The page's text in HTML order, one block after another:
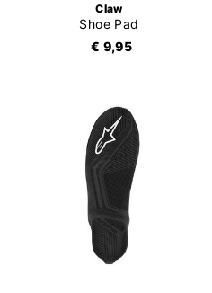
Claw
Shoe Pad
€ 9,95